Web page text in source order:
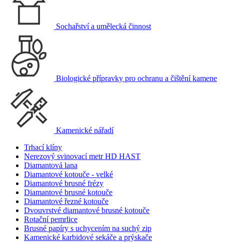
Sochařství a umělecká činnost
Biologické přípravky pro ochranu a čištění kamene
Kamenické nářadí
Trhací klíny
Nerezový svinovací metr HD HAST
Diamantová lana
Diamantové kotouče - velké
Diamantové brusné frézy
Diamantové brusné kotouče
Diamantové řezné kotouče
Dvouvrstvé diamantové brusné kotouče
Rotační pemrlice
Brusné papíry s uchycením na suchý zip
Kamenické karbidové sekáče a prýskače